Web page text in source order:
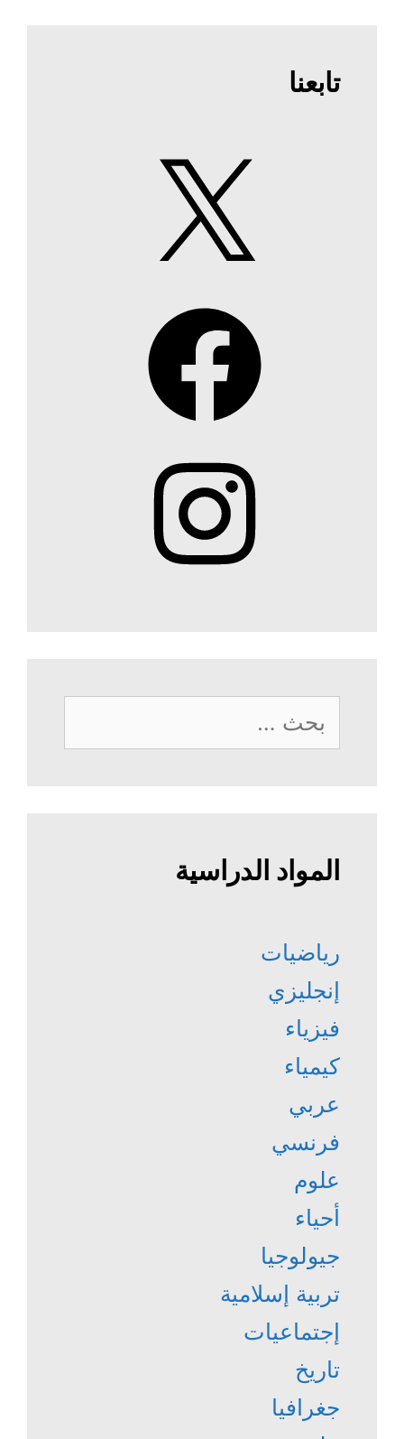
تابعنا
Facebook
Instagram
عن:
المواد الدراسية
رياضيات
إنجليزي
فيزياء
كيمياء
عربي
فرنسي
علوم
أحياء
جيولوجيا
تربية إسلامية
إجتماعيات
تاريخ
جغرافيا